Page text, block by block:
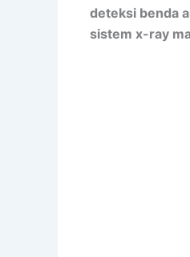
deteksi benda
sistem x-ray